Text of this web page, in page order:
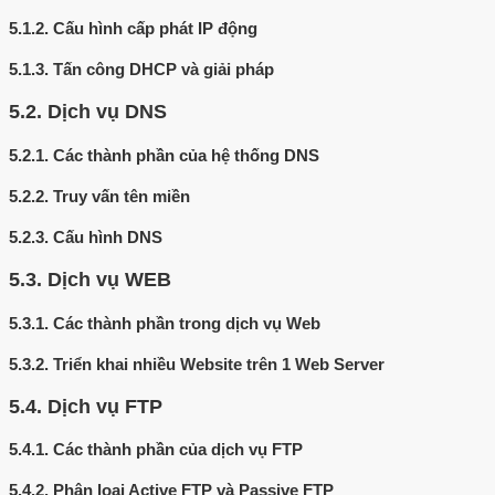
5.1.2. Cấu hình cấp phát IP động
5.1.3. Tấn công DHCP và giải pháp
5.2. Dịch vụ DNS
5.2.1. Các thành phần của hệ thống DNS
5.2.2. Truy vấn tên miền
5.2.3. Cấu hình DNS
5.3. Dịch vụ WEB
5.3.1. Các thành phần trong dịch vụ Web
5.3.2. Triển khai nhiều Website trên 1 Web Server
5.4. Dịch vụ FTP
5.4.1. Các thành phần của dịch vụ FTP
5.4.2. Phân loại Active FTP và Passive FTP